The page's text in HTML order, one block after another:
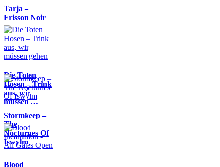
Tarja –
Frisson Noir
Die Toten
Hosen – Trink
aus, wir
müssen …
Stormkeep –
The
Nocturnes Of
Iswylm
Blood